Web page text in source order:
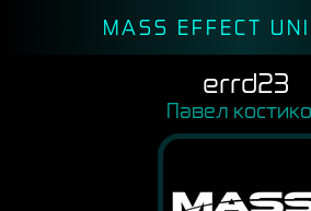
MASS EFFECT
errd23
Павел